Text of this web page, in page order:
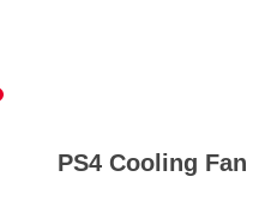
PS4 Cooling Fan